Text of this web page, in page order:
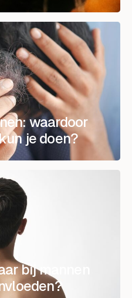
waardoor
je doen?
bij mannen